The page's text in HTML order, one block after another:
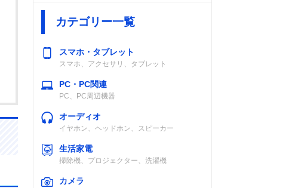
カテゴリー一覧
スマホ・タブレット
スマホ、アクセサリ、タブレット
PC・PC関連
PC、PC周辺機器
オーディオ
イヤホン、ヘッドホン、スピーカー
生活家電
掃除機、プロジェクター、洗濯機
カメラ